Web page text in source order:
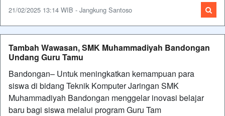
21/02/2025 13:14 WIB - Jangkung Santoso
Tambah Wawasan, SMK Muhammadiyah Bandongan
Undang Guru Tamu
Bandongan– Untuk meningkatkan kemampuan para
siswa di bidang Teknik Komputer Jaringan SMK
Muhammadiyah Bandongan menggelar inovasi belajar
baru bagi siswa melalui program Guru Tam